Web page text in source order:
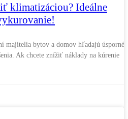
klimatizáciou? Ideálne
majitelia bytov a domov hľadajú úsporné
Ak chcete znížiť náklady na kúrenie